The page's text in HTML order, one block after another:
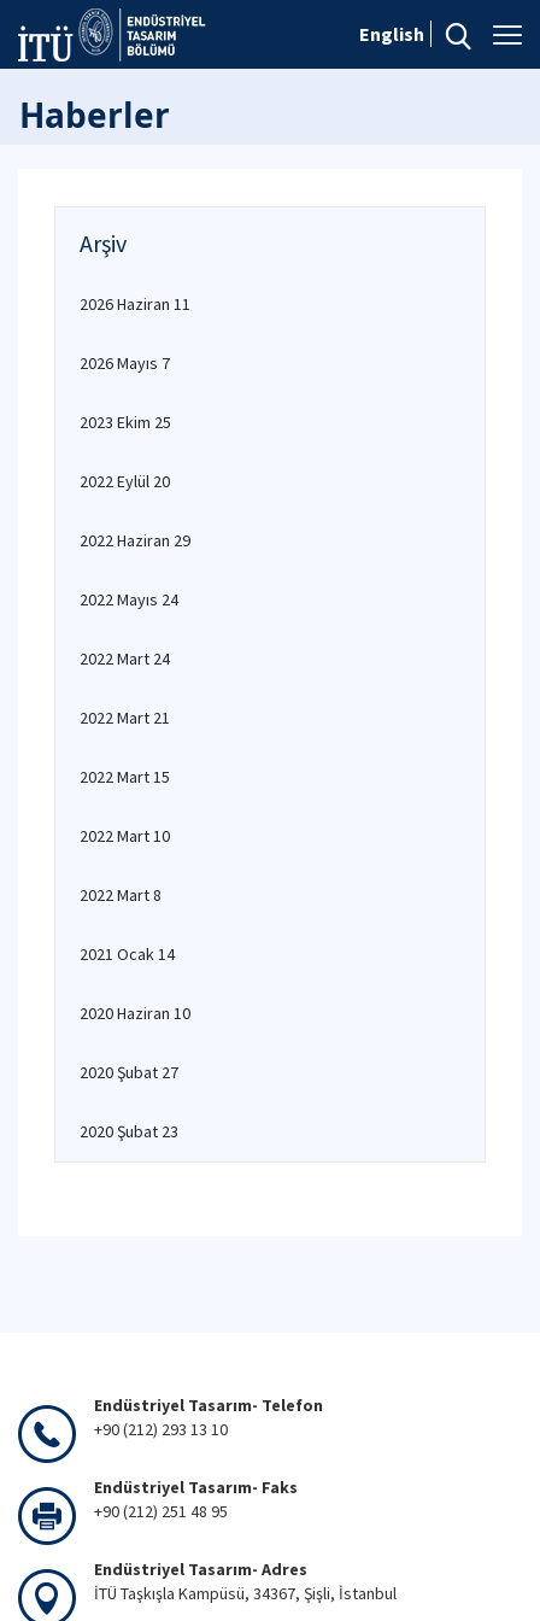
English
Haberler
Arşiv
2026 Haziran 11
2026 Mayıs 7
2023 Ekim 25
2022 Eylül 20
2022 Haziran 29
2022 Mayıs 24
2022 Mart 24
2022 Mart 21
2022 Mart 15
2022 Mart 10
2022 Mart 8
2021 Ocak 14
2020 Haziran 10
2020 Şubat 27
2020 Şubat 23
Endüstriyel Tasarım- Telefon
+90 (212) 293 13 10
Endüstriyel Tasarım- Faks
+90 (212) 251 48 95
Endüstriyel Tasarım- Adres
İTÜ Taşkışla Kampüsü, 34367, Şişli, İstanbul